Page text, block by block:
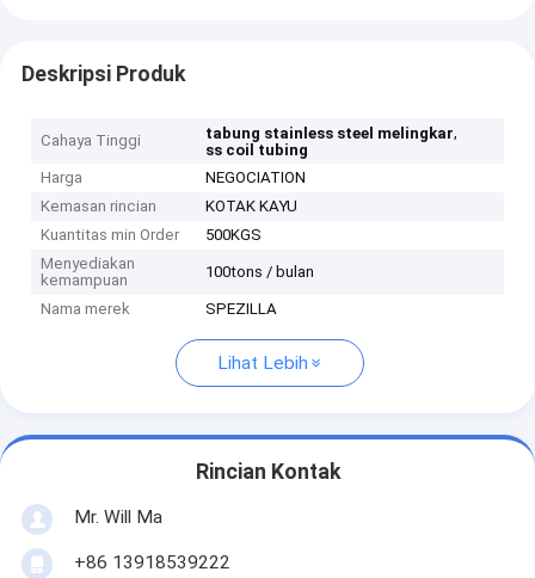
Deskripsi Produk
Cahaya Tinggi tabung stainless steel melingkar,
ss coil tubing
Harga
NEGOCIATION
Kemasan rincian
KOTAK KAYU
Kuantitas min Order
500KGS
Menyediakan
kemampuan
100tons / bulan
Nama merek SPEZILLA
Lihat Lebih
Rincian Kontak
Mr. Will Ma
+86 13918539222